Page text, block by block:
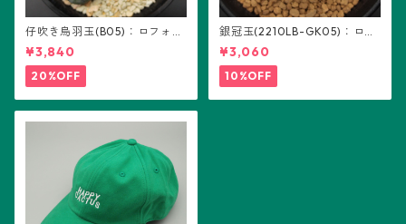
仔吹き烏羽玉(B05)：ロフォフ
ォラ属
¥3,840
20%OFF
銀冠玉(2210LB-GK05)：ロフ
ォフォラ属 ※実生
¥3,060
10%OFF